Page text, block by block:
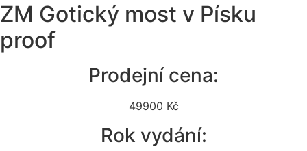
ZM Gotický most v Písku
proof
Prodejní cena:
49900 Kč
Rok vydání: